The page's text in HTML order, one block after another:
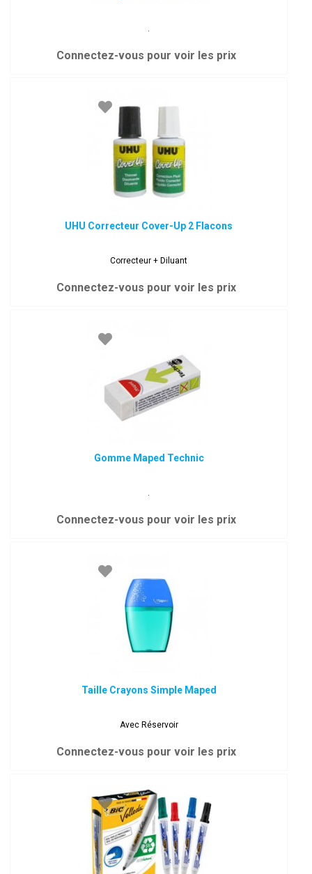
.
Connectez-vous pour voir les prix
UHU Correcteur Cover-Up 2 Flacons
Correcteur + Diluant
Connectez-vous pour voir les prix
Gomme Maped Technic
.
Connectez-vous pour voir les prix
Taille Crayons Simple Maped
Avec Réservoir
Connectez-vous pour voir les prix